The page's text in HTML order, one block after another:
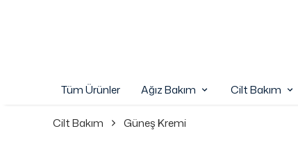
Tüm Ürünler Ağız Bakım Cilt Bakım
Cilt Bakım Güneş Kremi